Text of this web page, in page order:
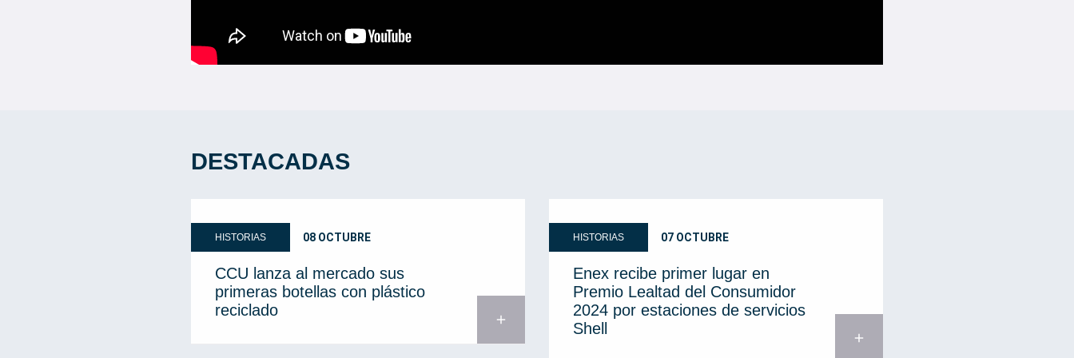
DESTACADAS
HISTORIAS 08 OCTUBRE
CCU lanza al mercado sus
primeras botellas con plástico
reciclado
add
HISTORIAS 07 OCTUBRE
Enex recibe primer lugar en
Premio Lealtad del Consumidor
2024 por estaciones de servicios
Shell
add